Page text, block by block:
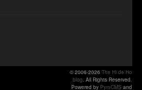
© 2006-2026 The Hi de Ho
blog . All Rights Reserved.
Powered by PyroCMS and